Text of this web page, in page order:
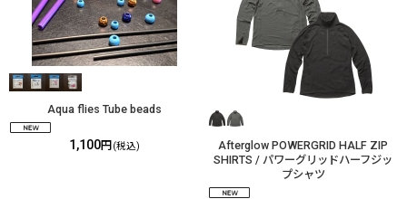
Aqua flies Tube beads
1,100円 (税込)
Afterglow POWERGRID HALF ZIP
SHIRTS / パワーグリッドハーフジッ
プシャツ